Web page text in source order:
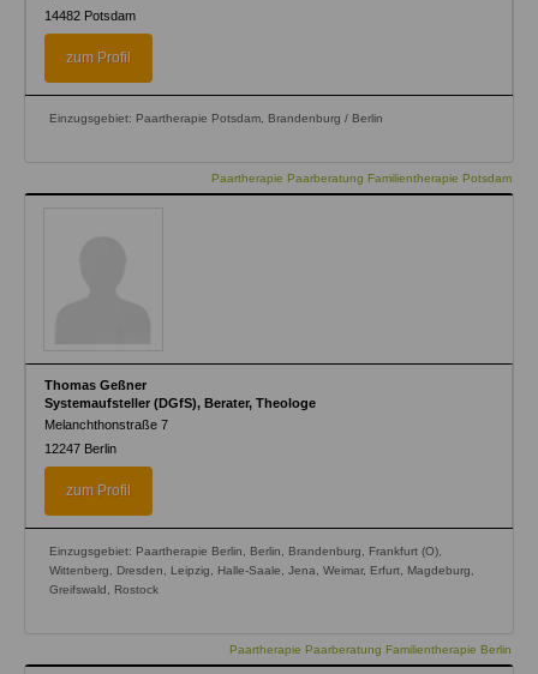
14482 Potsdam
zum Profil
Einzugsgebiet: Paartherapie Potsdam, Brandenburg / Berlin
Paartherapie Paarberatung Familientherapie Potsdam
Thomas Geßner
Systemaufsteller (DGfS), Berater, Theologe
Melanchthonstraße 7
12247 Berlin
zum Profil
Einzugsgebiet: Paartherapie Berlin, Berlin, Brandenburg, Frankfurt (O),
Wittenberg, Dresden, Leipzig, Halle-Saale, Jena, Weimar, Erfurt, Magdeburg,
Greifswald, Rostock
Paartherapie Paarberatung Familientherapie Berlin